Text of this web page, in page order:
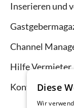
Inserieren und
Channel
Hilfe Vermieter
KontaktDiese
Wir